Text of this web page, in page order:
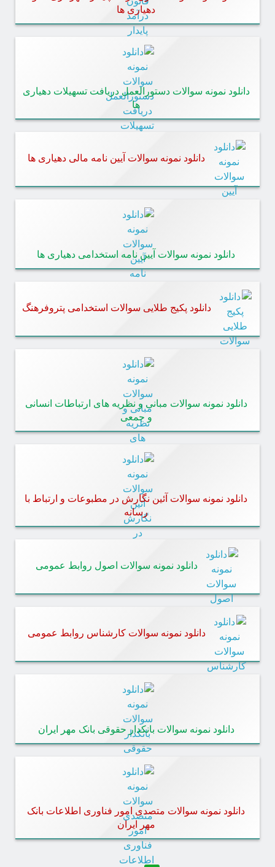
دهیاری‌ ها
دانلود نمونه سوالات دستورالعمل دریافت تسهیلات دهیاری‌
ها
دانلود نمونه سوالات آیین نامه مالی دهیاری‌ ها
دانلود نمونه سوالات آیین نامه استخدامی دهیاری ها
دانلود پکیج طلایی سوالات استخدامی پتروفرهنگ
دانلود نمونه سوالات مبانی و نظریه های ارتباطات انسانی
و جمعی
دانلود نمونه سوالات آئین نگارش در مطبوعات و ارتباط با
رسانه
دانلود نمونه سوالات اصول روابط عمومی
دانلود نمونه سوالات کارشناس روابط عمومی
دانلود نمونه سوالات بانکدار حقوقی بانک مهر ایران
دانلود نمونه سوالات متصدی امور فناوری اطلاعات بانک
مهر ایران